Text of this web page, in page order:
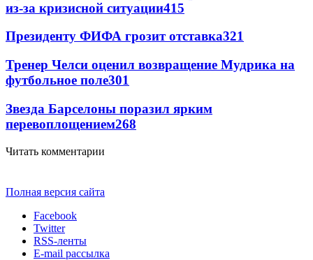
из-за кризисной ситуации415
Президенту ФИФА грозит отставка321
Тренер Челси оценил возвращение Мудрика на
футбольное поле301
Звезда Барселоны поразил ярким
перевоплощением268
Читать комментарии
Полная версия сайта
Facebook
Twitter
RSS-ленты
E-mail рассылка